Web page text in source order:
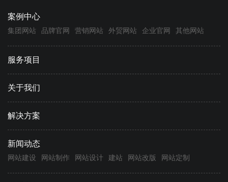
案例中心
集团网站 品牌官网 营销网站 外贸网站 企业官网 其他网站
服务项目
关于我们
解决方案
新闻动态
网站建设 网站制作 网站设计 建站 网站改版 网站定制